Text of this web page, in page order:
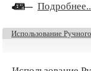
Использование